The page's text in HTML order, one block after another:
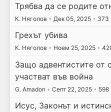
Трябва да се родите
К. Няголов • Дек 05, 2025 • 373
Грехът убива
К. Няголов • Ноем 25, 2025 •
Защо адвентистите от
участват във война
G. Amadon • Септ 22, 2025 • 598
Исус, Законът и